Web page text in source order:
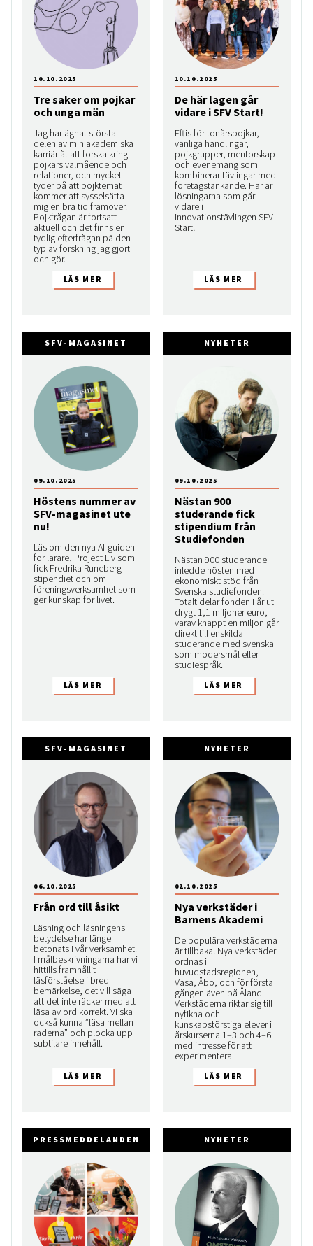
Tre saker om pojkar
och unga män
Jag har ägnat största
delen av min akademiska
karriär åt att forska kring
pojkars välmående och
relationer, och mycket
tyder på att pojktemat
kommer att sysselsätta
mig en bra tid framöver.
Pojkfrågan är fortsatt
aktuell och det finns en
tydlig efterfrågan på den
typ av forskning jag gjort
och gör.
10.10.2025
De här lagen går
vidare i SFV Start!
Eftis för tonårspojkar,
vänliga handlingar,
pojkgrupper, mentorskap
och evenemang som
kombinerar tävlingar med
företagstänkande. Här är
lösningarna som går
vidare i
innovationstävlingen SFV
Start!
10.10.2025
SFV-MAGASINET
Höstens nummer av
SFV-magasinet ute
nu!
Läs om den nya AI-guiden
för lärare, Project Liv som
fick Fredrika Runeberg-
stipendiet och om
föreningsverksamhet som
ger kunskap för livet.
09.10.2025
NYHETER
Nästan 900
studerande fick
stipendium från
Studiefonden
Nästan 900 studerande
inledde hösten med
ekonomiskt stöd från
Svenska studiefonden.
Totalt delar fonden i år ut
drygt 1,1 miljoner euro,
varav knappt en miljon går
direkt till enskilda
studerande med svenska
som modersmål eller
studiespråk.
09.10.2025
SFV-MAGASINET
Från ord till åsikt
Läsning och läsningens
betydelse har länge
betonats i vår verksamhet.
I målbeskrivningarna har vi
hittills framhållit
läsförståelse i bred
bemärkelse, det vill säga
att det inte räcker med att
läsa av ord korrekt. Vi ska
också kunna ”läsa mellan
raderna” och plocka upp
subtilare innehåll.
06.10.2025
NYHETER
Nya verkstäder i
Barnens Akademi
De populära verkstäderna
är tillbaka! Nya verkstäder
ordnas i
huvudstadsregionen,
Vasa, Åbo, och för första
gången även på Åland.
Verkstäderna riktar sig till
nyfikna och
kunskapstörstiga elever i
årskurserna 1–3 och 4–6
med intresse för att
experimentera.
02.10.2025
PRESSMEDDELANDEN NYHETER